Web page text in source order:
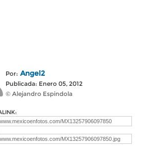
Por: Angel2
Publicada: Enero 05, 2012
© Alejandro Espindola